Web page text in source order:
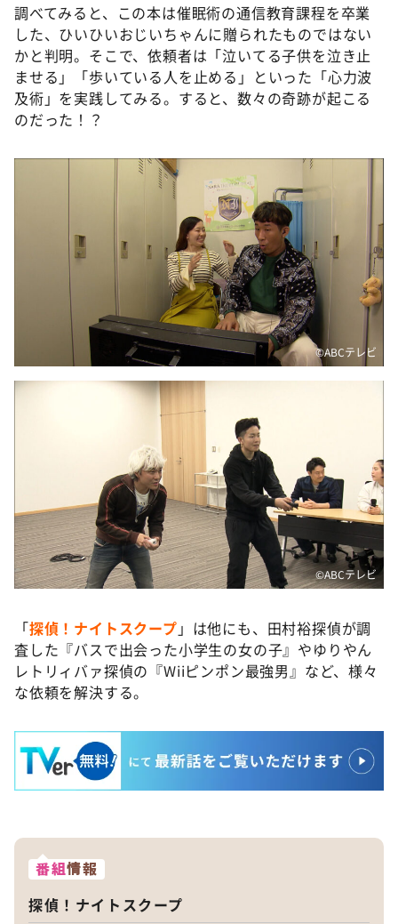
調べてみると、この本は催眠術の通信教育課程を卒業
した、ひいひいおじいちゃんに贈られたものではない
かと判明。そこで、依頼者は「泣いてる子供を泣き止
ませる」「歩いている人を止める」といった「心力波
及術」を実践してみる。すると、数々の奇跡が起こる
のだった！？
©ABCテレビ
©ABCテレビ
「探偵！ナイトスクープ 」は他にも、田村裕探偵が調
査した『バスで出会った小学生の女の子』やゆりやん
レトリィバァ探偵の『Wiiピンポン最強男』など、様々
な依頼を解決する。
番組情報
探偵！ナイトスクープ